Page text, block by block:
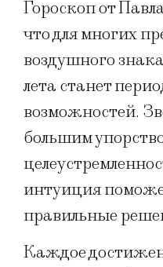
Гороскоп от
что для многих
воздушного
лета станет
возможностей.
большим
интуиция
правильные
Каждое